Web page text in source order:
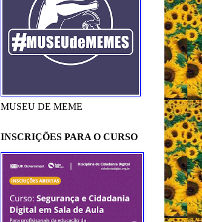
MUSEU DE MEME
INSCRIÇÕES PARA O CURSO